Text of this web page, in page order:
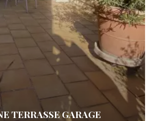
TERRASSE GARAGE